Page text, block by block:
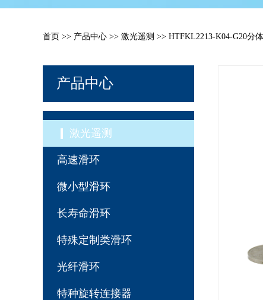
首页 >> 产品中心 >> 激光遥测 >> HTFKL2213-K04-G20分
产品中心
激光遥测
高速滑环
微小型滑环
长寿命滑环
特殊定制类滑环
光纤滑环
特种旋转连接器